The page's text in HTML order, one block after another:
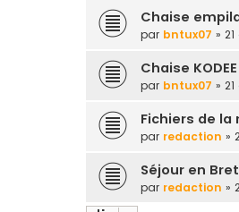
Chaise
par bntux07 »
Chaise
par bntux07 »
Fichiers de la
par redaction »
Séjour en
par redaction »